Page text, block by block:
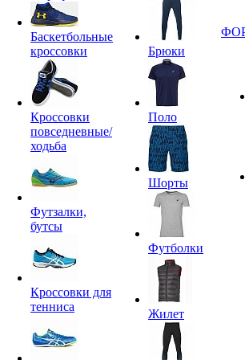
Баскетбольные
кроссовки
Кроссовки
повседневные/
ходьба
Футзалки,
бутсы
Кроссовки для
тенниса
Брюки
Поло
Шорты
Футболки
Жилет